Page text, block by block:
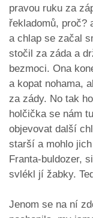
pravou ruku za
řekladomů, proč?
a chlap se začal
stočil za záda a
bezmoci. Ona
a kopat nohama,
za zády. No tak
holčička se nám
objevovat další
starší a mohlo
Franta-buldozer,
svlékl jí žabky.
Jenom se na ní